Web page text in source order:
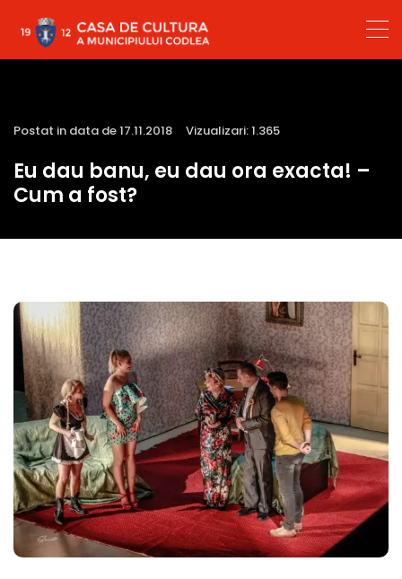
Postat in data de 17.11.2018 Vizualizari: 1.365
Eu dau banu, eu dau ora exacta! –
Cum a fost?